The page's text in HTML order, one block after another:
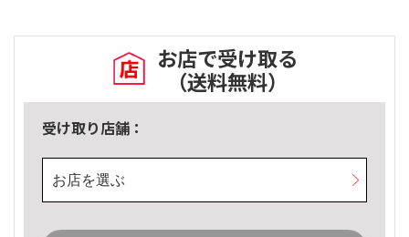
お店で受け取る
（送料無料）
受け取り店舗：
お店を選ぶ